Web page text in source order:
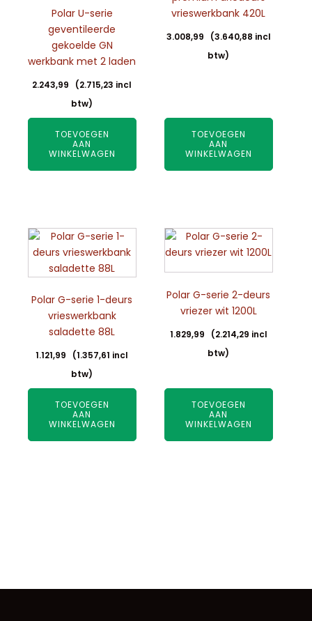
Polar U-serie
geventileerde
gekoelde GN
werkbank met 2 laden
2.243,99 (2.715,23 incl
btw)
TOEVOEGEN
AAN
WINKELWAGEN
vrieswerkbank 420L
3.008,99 (3.640,88 incl
btw)
TOEVOEGEN
AAN
WINKELWAGEN
Polar G-serie 1-deurs
vrieswerkbank
saladette 88L
1.121,99 (1.357,61 incl
btw)
TOEVOEGEN
AAN
WINKELWAGEN
Polar G-serie 2-deurs
vriezer wit 1200L
1.829,99 (2.214,29 incl
btw)
TOEVOEGEN
AAN
WINKELWAGEN